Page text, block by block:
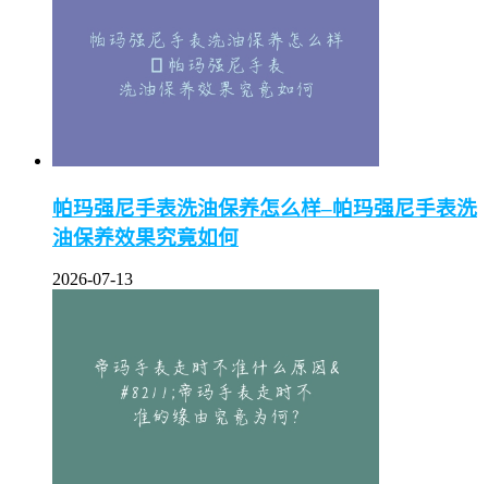
帕玛强尼手表洗油保养怎么样–帕玛强尼手表洗
油保养效果究竟如何
2026-07-13